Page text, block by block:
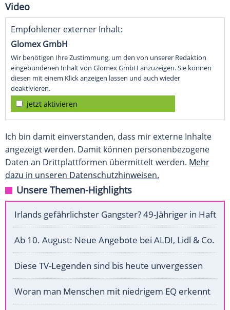
Video
Empfohlener externer Inhalt:
Glomex GmbH
Wir benötigen Ihre Zustimmung, um den von unserer Redaktion
eingebundenen Inhalt von Glomex GmbH anzuzeigen. Sie können
diesen mit einem Klick anzeigen lassen und auch wieder
deaktivieren.
jetzt aktivieren
Ich bin damit einverstanden, dass mir externe Inhalte
angezeigt werden. Damit können personenbezogene
Daten an Drittplattformen übermittelt werden. Mehr
dazu in unseren Datenschutzhinweisen.
Unsere Themen-Highlights
Irlands gefährlichster Gangster? 49-Jähriger in Haft
Ab 10. August: Neue Angebote bei ALDI, Lidl & Co.
Diese TV-Legenden sind bis heute unvergessen
Woran man Menschen mit niedrigem EQ erkennt